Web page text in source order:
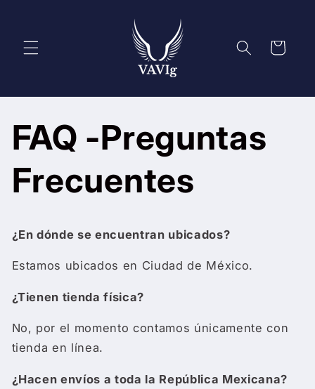
Cart
FAQ -Preguntas
Frecuentes
¿En dónde se encuentran ubicados?
Estamos ubicados en Ciudad de México.
¿Tienen tienda física?
No, por el momento contamos únicamente con
tienda en línea.
¿Hacen envíos a toda la República Mexicana?